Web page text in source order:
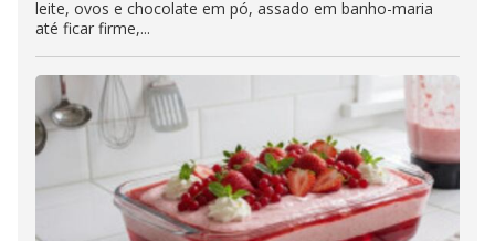
leite, ovos e chocolate em pó, assado em banho-maria
até ficar firme,...